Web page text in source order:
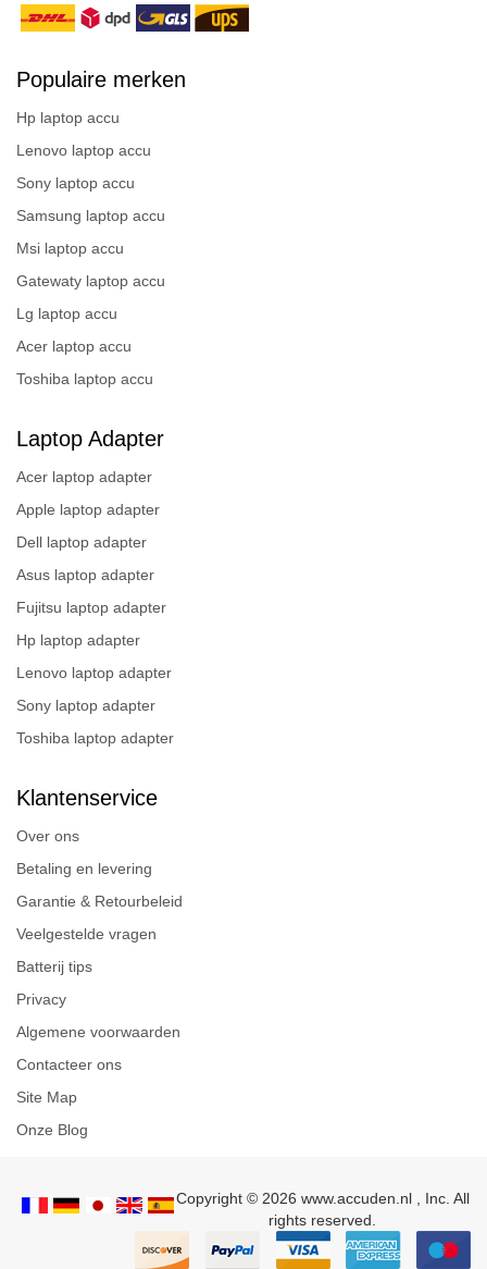
Populaire merken
Hp laptop accu
Lenovo laptop accu
Sony laptop accu
Samsung laptop accu
Msi laptop accu
Gatewaty laptop accu
Lg laptop accu
Acer laptop accu
Toshiba laptop accu
Laptop Adapter
Acer laptop adapter
Apple laptop adapter
Dell laptop adapter
Asus laptop adapter
Fujitsu laptop adapter
Hp laptop adapter
Lenovo laptop adapter
Sony laptop adapter
Toshiba laptop adapter
Klantenservice
Over ons
Betaling en levering
Garantie & Retourbeleid
Veelgestelde vragen
Batterij tips
Privacy
Algemene voorwaarden
Contacteer ons
Site Map
Onze Blog
Copyright © 2026 www.accuden.nl , Inc. All
rights reserved.